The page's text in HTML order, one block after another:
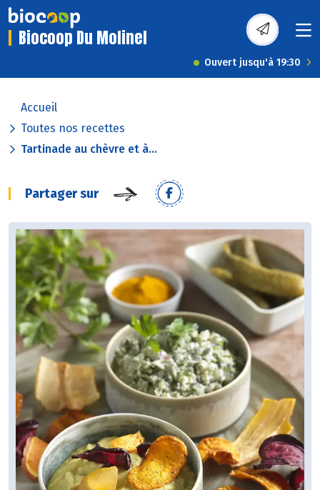
Biocoop Du Molinel
Ouvert jusqu'à 19:30
Accueil
Toutes nos recettes
Tartinade au chèvre et à...
Partager sur